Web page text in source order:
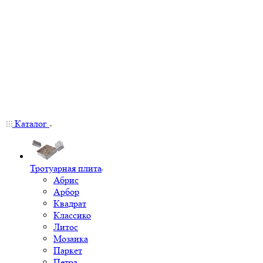
Каталог
Тротуарная плита
Абрис
Арбор
Квадрат
Классико
Литос
Мозаика
Паркет